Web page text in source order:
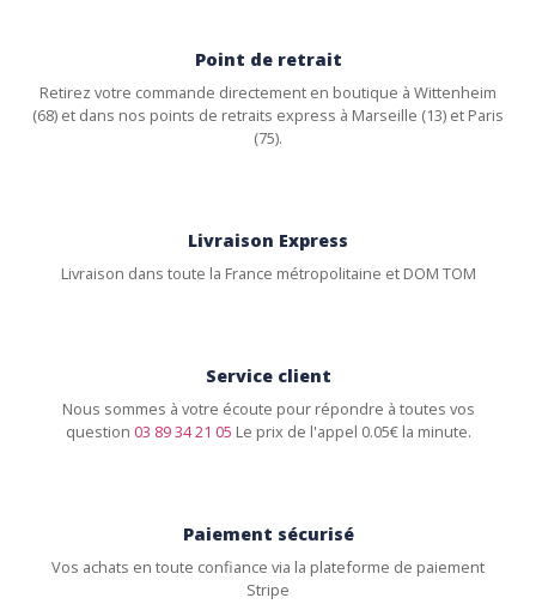
Point de retrait
Retirez votre commande directement en boutique à Wittenheim
(68) et dans nos points de retraits express à Marseille (13) et Paris
(75).
Livraison Express
Livraison dans toute la France métropolitaine et DOM TOM
Service client
Nous sommes à votre écoute pour répondre à toutes vos
question 03 89 34 21 05 Le prix de l'appel 0.05€ la minute.
Paiement sécurisé
Vos achats en toute confiance via la plateforme de paiement
Stripe